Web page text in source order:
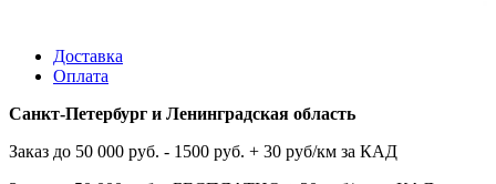
Доставка
Оплата
Санкт-Петербург и Ленинградская область
Заказ до 50 000 руб. - 1500 руб. + 30 руб/км за КАД